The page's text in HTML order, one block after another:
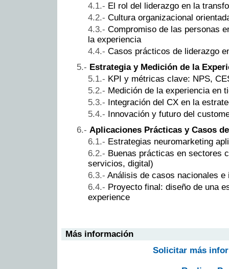
El rol del liderazgo en la
Cultura organizacional
Compromiso de las personas
la experiencia
Casos prácticos de liderazgo
Estrategia y Medición de la
KPI y métricas clave: NPS,
Medición de la experiencia en
Integración del CX en la
Innovación y futuro del
Aplicaciones Prácticas y Casos
Estrategias neuromarketing
Buenas prácticas en sectores
servicios, digital)
Análisis de casos nacionales e
Proyecto final: diseño de una
experience
Más información
Solicitar más